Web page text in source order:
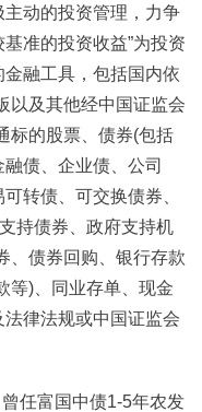
动的投资管理，力争
准的投资收益”为投资
融工具，包括国内依
以及其他经中国证监会
标的股票、债券(包括
债、企业债、公司
转债、可交换债券、
持债券、政府支持机
、债券回购、银行存款
等)、同业存单、现金
律法规或中国证监会
任富国中债1-5年农发